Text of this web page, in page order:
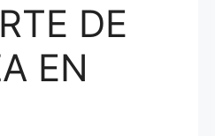
DE
EN